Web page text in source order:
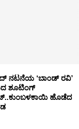
ನಟನೆಯ ‘ಬಾಂಡ್ ರವಿ’
ಶೂಟಿಂಗ್
ಹೊಡೆದ